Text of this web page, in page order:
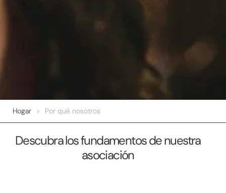
Hogar > Por qué nosotros
Descubra los fundamentos de nuestra
asociación